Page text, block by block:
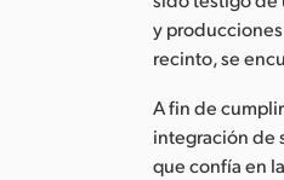
y
recinto, se
A fin de
integración de
que confía en